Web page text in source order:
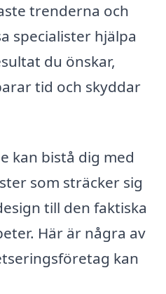
trenderna och
specialister hjälpa
du önskar,
tid och skyddar
kan bistå dig med
som sträcker sig
till den faktiska
Här är några av
kan